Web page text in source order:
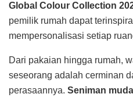
Global Colour Collection
pemilik rumah dapat
mempersonalisasi setiap
Dari pakaian hingga rumah,
seseorang adalah cerminan
perasaannya. Seniman